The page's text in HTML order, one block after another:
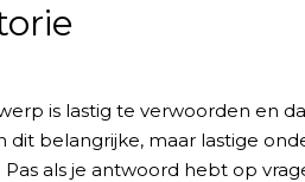
is lastig te verwoorden en
dit belangrijke, maar lastige
als je antwoord hebt op